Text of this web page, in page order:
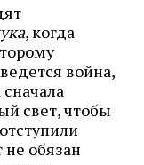
, когда
война,
свет, чтобы
не обязан